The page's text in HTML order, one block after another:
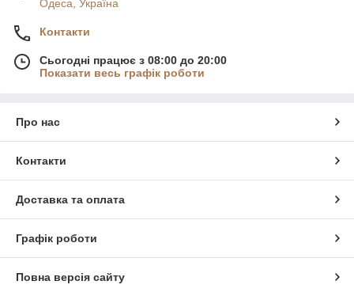
Одеса, Україна
Контакти
Сьогодні працює з 08:00 до 20:00
Показати весь графік роботи
Про нас
Контакти
Доставка та оплата
Графік роботи
Повна версія сайту